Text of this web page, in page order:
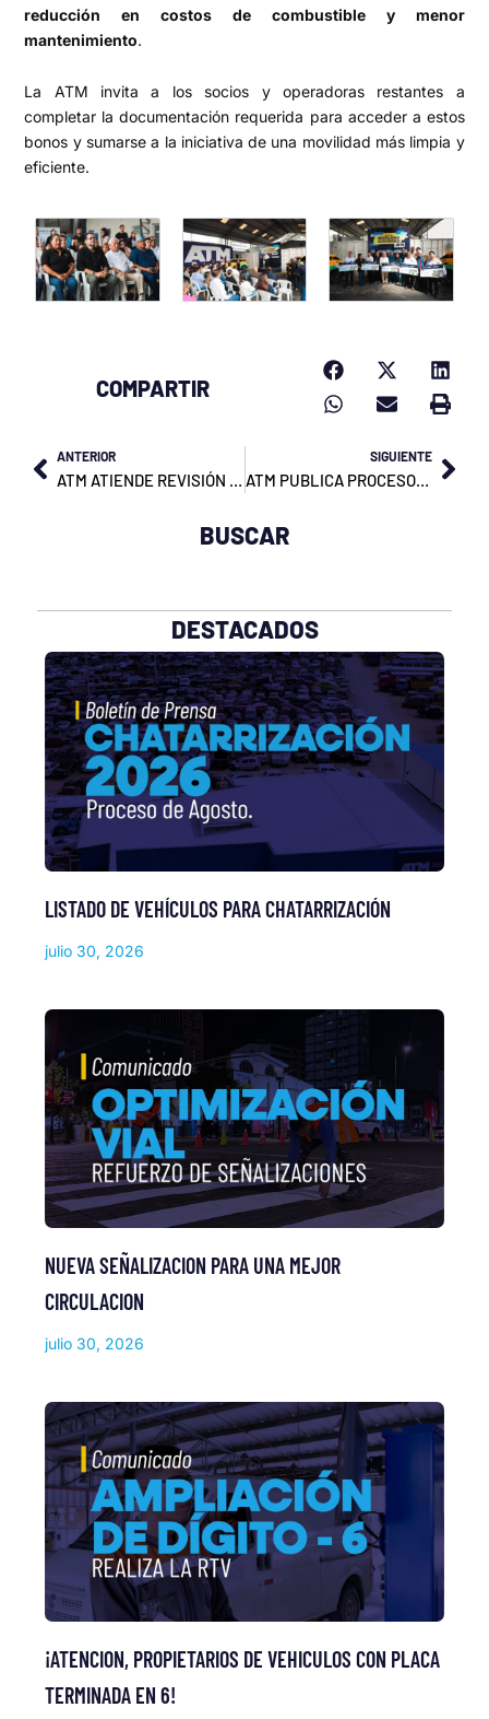
reducción en costos de combustible y menor
mantenimiento.
La ATM invita a los socios y operadoras restantes a
completar la documentación requerida para acceder a estos
bonos y sumarse a la iniciativa de una movilidad más limpia y
eficiente.
COMPARTIR
Prev
ANTERIOR
ATM ATIENDE REVISIÓN TÉCNICA VEHICULAR PARA EXPRESOS ESCOLARES CON DÍGITO 1 Y 2
SIGUIENTE
ATM PUBLICA PROCESOS INSTITUCIONALES 2025
BUSCAR
DESTACADOS
LISTADO DE VEHÍCULOS PARA CHATARRIZACIÓN
julio 30, 2026
NUEVA SEÑALIZACION PARA UNA MEJOR
CIRCULACION
julio 30, 2026
¡ATENCION, PROPIETARIOS DE VEHICULOS CON PLACA
TERMINADA EN 6!